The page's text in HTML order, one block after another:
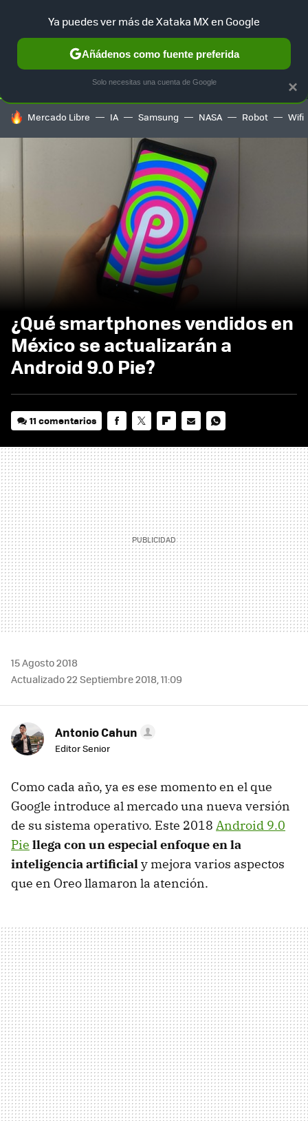
SELECCIÓN GAMING HOME AUTO TERRITORIO
HOY SE HABLA DE
Mercado Libre IA Samsung NASA Robot Wifi
¿Qué smartphones vendidos en
México se actualizarán a
Android 9.0 Pie?
11 comentarios
MAIL
15 Agosto 2018
Actualizado 22 Septiembre 2018, 11:09
Antonio Cahun
Editor Senior
Como cada año, ya es ese momento en el que
Google introduce al mercado una nueva versión
de su sistema operativo. Este 2018 Android 9.0
Pie llega con un especial enfoque en la
inteligencia artificialy mejora varios aspectos
que en Oreo llamaron la atención.
×
Ya puedes ver más de Xataka MX en Google
Añádenos como fuente preferida
Solo necesitas una cuenta de Google